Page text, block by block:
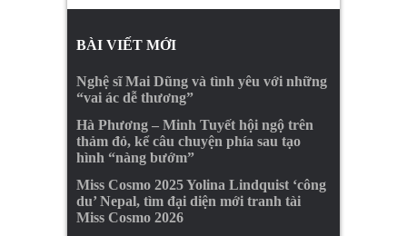
BÀI VIẾT MỚI
Nghệ sĩ Mai Dũng và tình yêu với những
“vai ác dễ thương”
Hà Phương – Minh Tuyết hội ngộ trên
thảm đỏ, kể câu chuyện phía sau tạo
hình “nàng bướm”
Miss Cosmo 2025 Yolina Lindquist ‘công
du’ Nepal, tìm đại diện mới tranh tài
Miss Cosmo 2026